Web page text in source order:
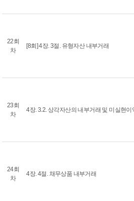
22회
차
[8회] 4장. 3절. 유형자산 내부거래
23회
차
4장. 3.2. 상각자산의 내부거래 및 미실현이
24회
차
4장. 4절. 채무상품 내부거래